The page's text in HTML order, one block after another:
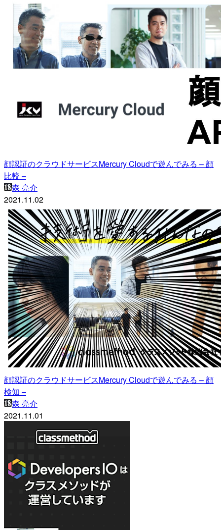
顔認証のクラウドサービスMercury Cloudで遊んでみる – 顔
比較 –
森 亮介
2021.11.02
顔認証のクラウドサービスMercury Cloudで遊んでみる – 顔
検知 –
森 亮介
2021.11.01